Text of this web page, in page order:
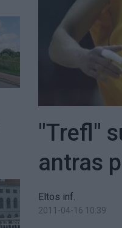
"Trefl"
antras
Eltos inf.
2011-04-16 10:39